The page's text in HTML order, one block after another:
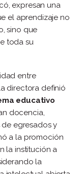
expresan una
el aprendizaje no
sino que
toda su
entre
directora definió
educativo
docencia,
egresados y
a la promoción
la institución a
la